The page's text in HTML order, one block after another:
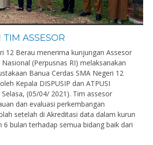
ASSESOR
12 Berau menerima kunjungan Assesor
(Perpusnas RI) melaksanakan
Banua Cerdas SMA Negeri 12
Kepala DISPUSIP dan ATPUSI
(05/04/ 2021). Tim assesor
dan evaluasi perkembangan
setelah di Akreditasi data dalam kurun
6 bulan terhadap semua bidang baik dari